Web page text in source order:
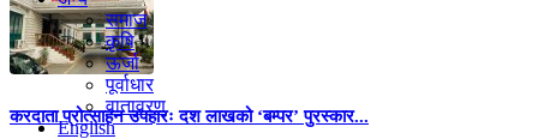
समाज
कृषि
ऊर्जा
पूर्वाधार
वातावरण
English
करदाता प्रोत्साहन उपहारः दश लाखको ‘बम्पर’ पुरस्कार...